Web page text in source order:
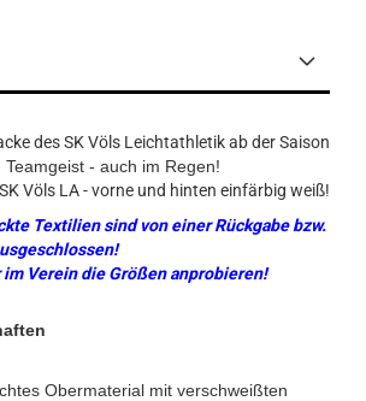
des SK Völs Leichtathletik ab der Saison
Teamgeist - auch im Regen!
Völs LA - vorne und hinten einfärbig weiß!
Textilien sind von einer Rückgabe bzw.
Verein die Größen anprobieren!
Obermaterial mit verschweißten